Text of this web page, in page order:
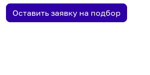
Оставить заявку на подбор